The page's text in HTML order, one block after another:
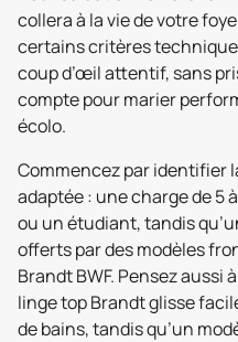
collera à la vie de votre
certains critères
coup d’œil attentif, sans
compte pour marier
écolo.
Commencez par identifier
adaptée : une charge de 5
ou un étudiant, tandis
offerts par des modèles
Brandt BWF. Pensez aussi
linge top Brandt glisse
de bains, tandis qu’un